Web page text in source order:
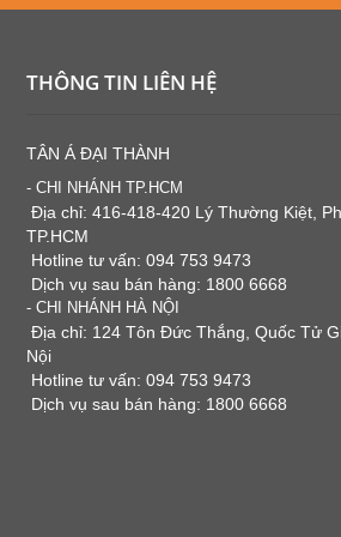
THÔNG TIN LIÊN HỆ
TÂN Á ĐẠI THÀNH
- CHI NHÁNH TP.HCM
Địa chỉ: 416-418-420 Lý Thường Kiệt,
TP.HCM
Hotline tư vấn: 094 753 9473
Dịch vụ sau bán hàng: 1800 6668
- CHI NHÁNH HÀ NỘI
Địa chỉ: 124 Tôn Đức Thắng, Quốc Tử
Nội
Hotline tư vấn: 094 753 9473
Dịch vụ sau bán hàng: 1800 6668